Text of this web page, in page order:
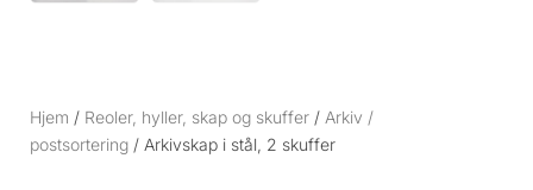
Hjem / Reoler, hyller, skap og skuffer / Arkiv /
postsortering / Arkivskap i stål, 2 skuffer